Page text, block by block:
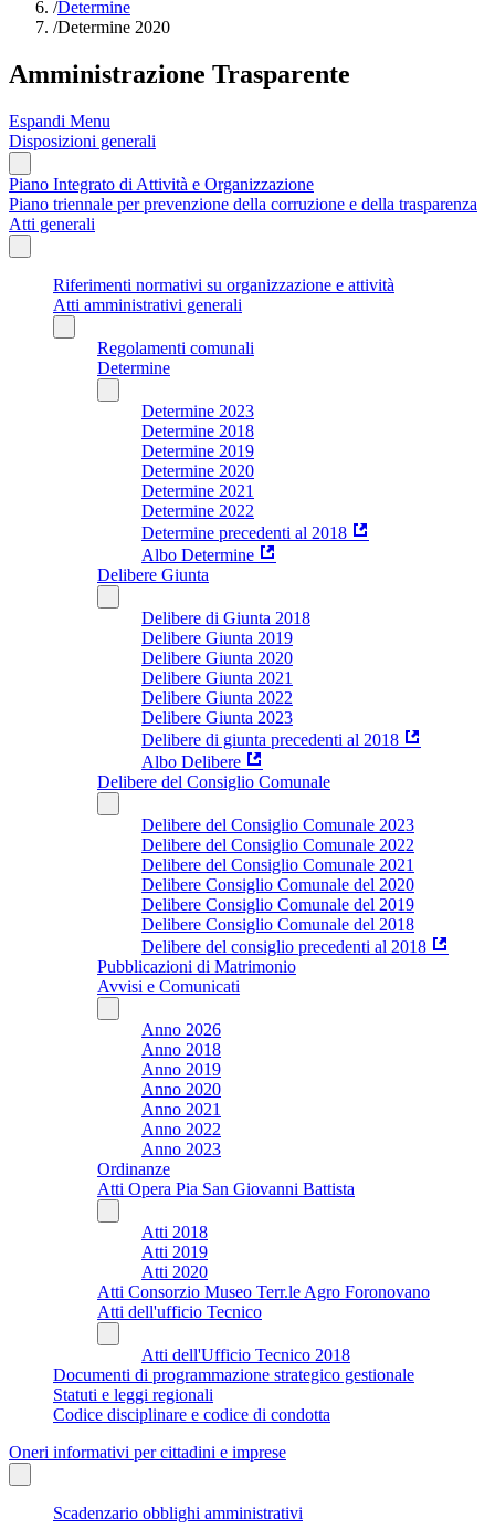
/Determine
/Determine 2020
Amministrazione Trasparente
Espandi Menu
Disposizioni generali
Piano Integrato di Attività e Organizzazione
Piano triennale per prevenzione della corruzione e della trasparenza
Atti generali
Riferimenti normativi su organizzazione e attività
Atti amministrativi generali
Regolamenti comunali
Determine
Determine 2023
Determine 2018
Determine 2019
Determine 2020
Determine 2021
Determine 2022
Determine precedenti al 2018
Albo Determine
Delibere Giunta
Delibere di Giunta 2018
Delibere Giunta 2019
Delibere Giunta 2020
Delibere Giunta 2021
Delibere Giunta 2022
Delibere Giunta 2023
Delibere di giunta precedenti al 2018
Albo Delibere
Delibere del Consiglio Comunale
Delibere del Consiglio Comunale 2023
Delibere del Consiglio Comunale 2022
Delibere del Consiglio Comunale 2021
Delibere Consiglio Comunale del 2020
Delibere Consiglio Comunale del 2019
Delibere Consiglio Comunale del 2018
Delibere del consiglio precedenti al 2018
Pubblicazioni di Matrimonio
Avvisi e Comunicati
Anno 2026
Anno 2018
Anno 2019
Anno 2020
Anno 2021
Anno 2022
Anno 2023
Ordinanze
Atti Opera Pia San Giovanni Battista
Atti 2018
Atti 2019
Atti 2020
Atti Consorzio Museo Terr.le Agro Foronovano
Atti dell'ufficio Tecnico
Atti dell'Ufficio Tecnico 2018
Documenti di programmazione strategico gestionale
Statuti e leggi regionali
Codice disciplinare e codice di condotta
Oneri informativi per cittadini e imprese
Scadenzario obblighi amministrativi